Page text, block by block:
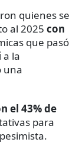
quienes se
al 2025 con
que pasó
a la
una
el 43% de
para